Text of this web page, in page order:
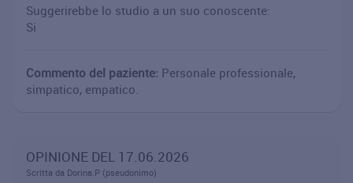
Suggerirebbe lo studio a un suo conoscente:
Si
Commento del paziente: Personale professionale,
simpatico, empatico.
OPINIONE DEL 17.06.2026
Scritta da Dorina.P (pseudonimo)